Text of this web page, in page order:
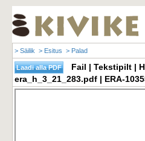
> Säilik > Esitus > Palad
Fail | Tekstipilt | H
era_h_3_21_283.pdf | ERA-